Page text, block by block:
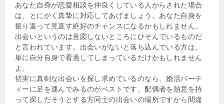
あなた自身が恋愛相談を仲良くしている人からされた場合
は、とにかく真摯に対応してあげましょう。あなた自身を
振り返って見直す絶好のチャンスになるかもしれません。
出会いというのは意図しないところにひそんでいるものだ
と言われています。出会いがないと落ち込んでいる方は、
単に自分自身で看過してしまっているだけかもしれません
よ。
切実に真剣な出会いを探し求めているのなら、婚活パーテ
ィーに足を運んでみるのがベストです。配偶者を熱意を持
って探しだそうとする方同士の出会いの場所ですから間違